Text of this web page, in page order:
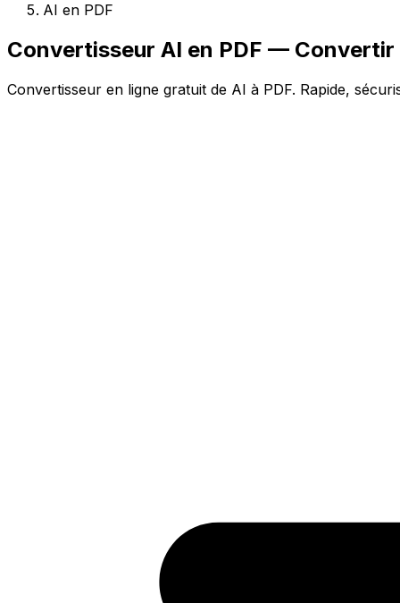
AI en PDF
Convertisseur AI en PDF —
Convertisseur en ligne gratuit de AI à PDF. Rapide,